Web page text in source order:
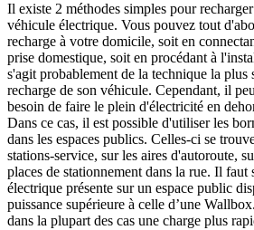
Il existe 2 méthodes simples pour
véhicule électrique. Vous pouvez tout
recharge à votre domicile, soit en
prise domestique, soit en procédant à
s'agit probablement de la technique la plus
recharge de son véhicule. Cependant, il
besoin de faire le plein d'électricité en
Dans ce cas, il est possible d'utiliser les
dans les espaces publics. Celles-ci se
stations-service, sur les aires d'autoroute,
places de stationnement dans la rue. Il faut
électrique présente sur un espace public
puissance supérieure à celle d’une
dans la plupart des cas une charge plus